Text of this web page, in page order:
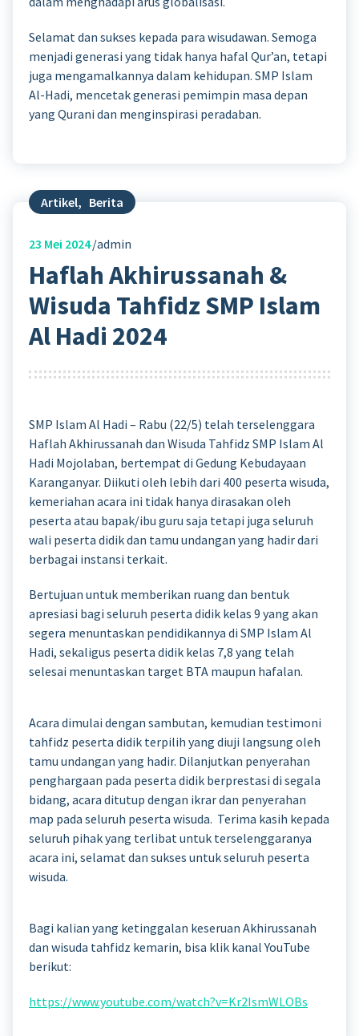
Selamat dan sukses kepada para wisudawan. Semoga
menjadi generasi yang tidak hanya hafal Qur’an, tetapi
juga mengamalkannya dalam kehidupan. SMP Islam
Al-Hadi, mencetak generasi pemimpin masa depan
yang Qurani dan menginspirasi peradaban.
Artikel, Berita
23 Mei 2024 admin
Haflah Akhirussanah &
Wisuda Tahfidz SMP Islam
Al Hadi 2024
SMP Islam Al Hadi – Rabu (22/5) telah terselenggara
Haflah Akhirussanah dan Wisuda Tahfidz SMP Islam Al
Hadi Mojolaban, bertempat di Gedung Kebudayaan
Karanganyar. Diikuti oleh lebih dari 400 peserta wisuda,
kemeriahan acara ini tidak hanya dirasakan oleh
peserta atau bapak/ibu guru saja tetapi juga seluruh
wali peserta didik dan tamu undangan yang hadir dari
berbagai instansi terkait.
Bertujuan untuk memberikan ruang dan bentuk
apresiasi bagi seluruh peserta didik kelas 9 yang akan
segera menuntaskan pendidikannya di SMP Islam Al
Hadi, sekaligus peserta didik kelas 7,8 yang telah
selesai menuntaskan target BTA maupun hafalan.
Acara dimulai dengan sambutan, kemudian testimoni
tahfidz peserta didik terpilih yang diuji langsung oleh
tamu undangan yang hadir. Dilanjutkan penyerahan
penghargaan pada peserta didik berprestasi di segala
bidang, acara ditutup dengan ikrar dan penyerahan
map pada seluruh peserta wisuda. Terima kasih kepada
seluruh pihak yang terlibat untuk terselenggaranya
acara ini, selamat dan sukses untuk seluruh peserta
wisuda.
Bagi kalian yang ketinggalan keseruan Akhirussanah
dan wisuda tahfidz kemarin, bisa klik kanal YouTube
berikut:
https://www.youtube.com/watch?v=Kr2IsmWLOBs